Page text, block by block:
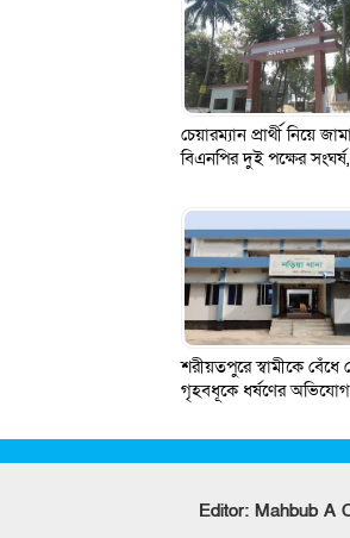
চেয়ারম্যান প্রার্থী নিয়ে
বিএনপির দুই পক্ষের
শরীয়তপুরে স্বামীকে বেঁধে
গৃহবধূকে ধর্ষণের অভিযোগ
Editor: Mahbub A